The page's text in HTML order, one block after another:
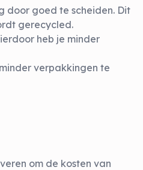
door goed te scheiden. Dit
gerecycled.
heb je minder
verpakkingen te
om de kosten van